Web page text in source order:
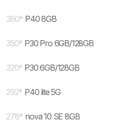
380* P40 8GB
350* P30 Pro 6GB/128GB
320* P30 6GB/128GB
292* P40 lite 5G
278* nova 10 SE 8GB